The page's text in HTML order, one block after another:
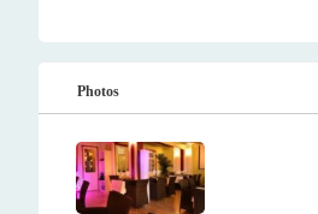
Photos